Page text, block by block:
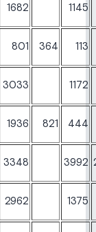
1682 1145
801 364 113
3033 1172
1936 821 444
3348 3992
2962 1375